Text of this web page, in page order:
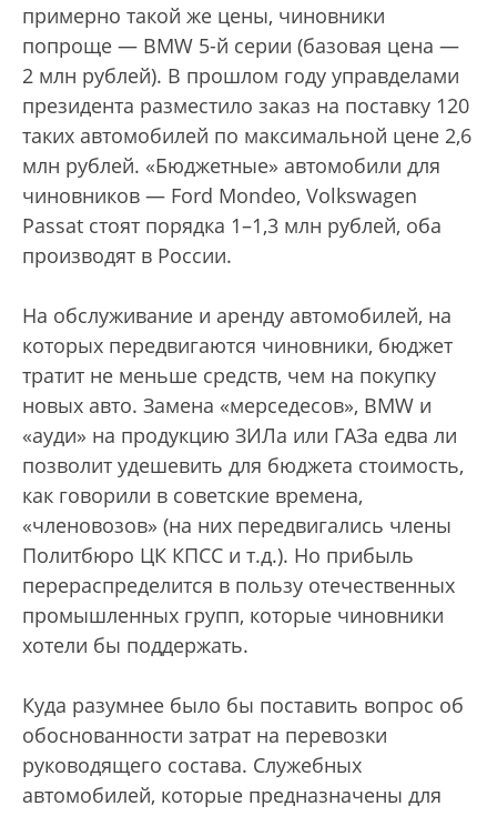
примерно такой же цены, чиновники
попроще — BMW 5-й серии (базовая цена —
2 млн рублей). В прошлом году управделами
президента разместило заказ на поставку 120
таких автомобилей по максимальной цене 2,6
млн рублей. «Бюджетные» автомобили для
чиновников — Ford Mondeo, Volkswagen
Passat стоят порядка 1–1,3 млн рублей, оба
производят в России.
На обслуживание и аренду автомобилей, на
которых передвигаются чиновники, бюджет
тратит не меньше средств, чем на покупку
новых авто. Замена «мерседесов», BMW и
«ауди» на продукцию ЗИЛа или ГАЗа едва ли
позволит удешевить для бюджета стоимость,
как говорили в советские времена,
«членовозов» (на них передвигались члены
Политбюро ЦК КПСС и т.д.). Но прибыль
перераспределится в пользу отечественных
промышленных групп, которые чиновники
хотели бы поддержать.
Куда разумнее было бы поставить вопрос об
обоснованности затрат на перевозки
руководящего состава. Служебных
автомобилей, которые предназначены для